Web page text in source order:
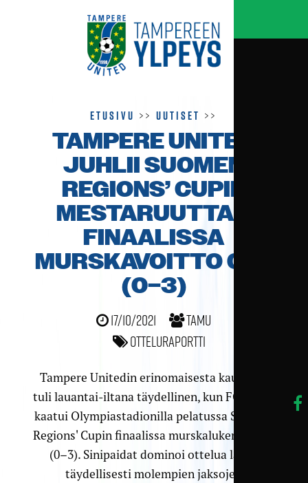
Etusivu >>Uutiset >>
TAMPERE UNITED
JUHLII SUOMEN
REGIONS’ CUPIN
MESTARUUTTA –
FINAALISSA
MURSKA­VOITTO 0–5
(0–3)
17/10/2021
TamU
Otteluraportti
Tampere Unitedin erinomaisesta kaudesta
tuli lauantai-iltana täydellinen, kun FC Kontu
kaatui Olympiastadionilla pelatussa Suomen
Regions' Cupin finaalissa murskalukemin 0–5
(0–3). Sinipaidat dominoi ottelua lähes
täydellisesti molempien jaksojen